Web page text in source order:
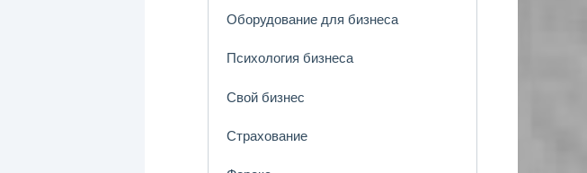
Оборудование для бизнеса
Психология бизнеса
Свой бизнес
Страхование